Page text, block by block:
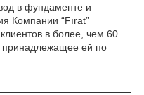
в фундаменте и
Компании “Fırat”
в более, чем 60
принадлежащее ей по